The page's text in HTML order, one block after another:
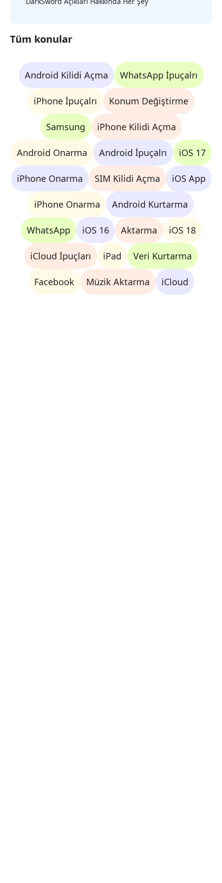
Tüm konular
Android Kilidi Açma WhatsApp İpuçalrı
iPhone İpuçalrı Konum Değiştirme
Samsung iPhone Kilidi Açma
Android Onarma Android İpuçalrı iOS 17
iPhone Onarma SIM Kilidi Açma iOS App
iPhone Onarma Android Kurtarma
WhatsApp iOS 16 Aktarma iOS 18
iCloud İpuçları iPad Veri Kurtarma
Facebook Müzik Aktarma iCloud